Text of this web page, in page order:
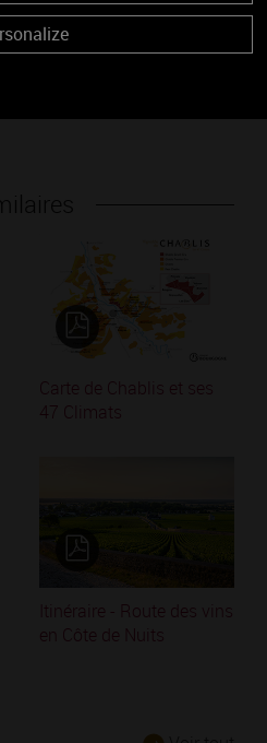
tourisme Beaune
Carte de Chablis et ses
47 Climats
Itinéraire - Route des vins
en Côte de Nuits